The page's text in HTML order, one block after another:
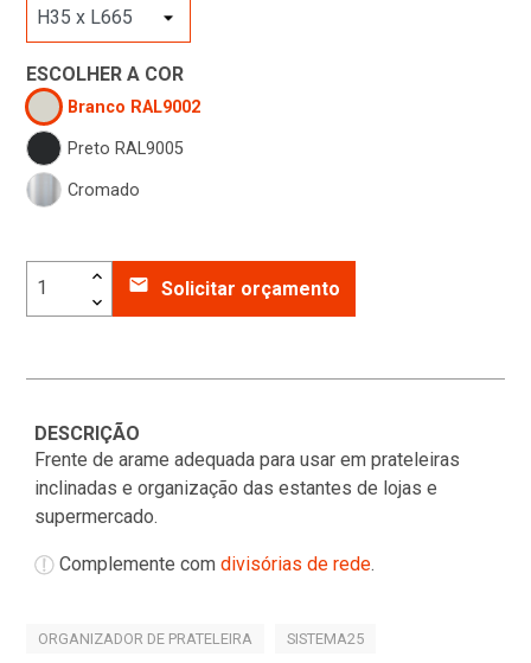
ESCOLHER A COR
Branco RAL9002
Preto RAL9005
Cromado
email Solicitar orçamento
DESCRIÇÃO
Frente de arame adequada para usar em prateleiras
inclinadas e organização das estantes de lojas e
supermercado.
Complemente com divisórias de rede.
ORGANIZADOR DE PRATELEIRA SISTEMA25